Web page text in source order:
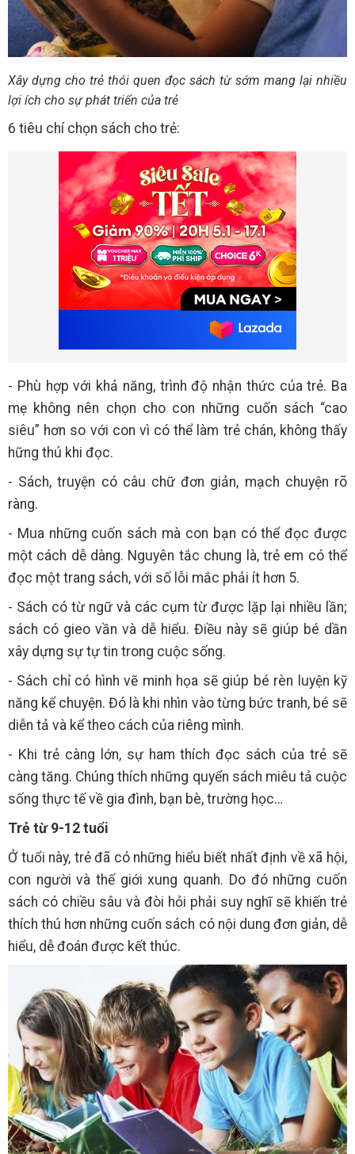
Xây dựng cho trẻ thói quen đọc sách từ sớm mang lại nhiều
lợi ích cho sự phát triển của trẻ
6 tiêu chí chọn sách cho trẻ:
- Phù hợp với khả năng, trình độ nhận thức của trẻ. Ba
mẹ không nên chọn cho con những cuốn sách “cao
siêu” hơn so với con vì có thể làm trẻ chán, không thấy
hững thú khi đọc.
- Sách, truyện có câu chữ đơn giản, mạch chuyện rõ
ràng.
- Mua những cuốn sách mà con bạn có thể đọc được
một cách dễ dàng. Nguyên tắc chung là, trẻ em có thể
đọc một trang sách, với số lỗi mắc phải ít hơn 5.
- Sách có từ ngữ và các cụm từ được lặp lại nhiều lần;
sách có gieo vần và dễ hiểu. Điều này sẽ giúp bé dần
xây dựng sự tự tin trong cuộc sống.
- Sách chỉ có hình vẽ minh họa sẽ giúp bé rèn luyện kỹ
năng kể chuyện. Đó là khi nhìn vào từng bức tranh, bé sẽ
diễn tả và kể theo cách của riêng mình.
- Khi trẻ càng lớn, sự ham thích đọc sách của trẻ sẽ
càng tăng. Chúng thích những quyển sách miêu tả cuộc
sống thực tế về gia đình, bạn bè, trường học…
Trẻ từ 9-12 tuổi
Ở tuổi này, trẻ đã có những hiểu biết nhất định về xã hội,
con người và thế giới xung quanh. Do đó những cuốn
sách có chiều sâu và đòi hỏi phải suy nghĩ sẽ khiến trẻ
thích thú hơn những cuốn sách có nội dung đơn giản, dễ
hiểu, dễ đoán được kết thúc.